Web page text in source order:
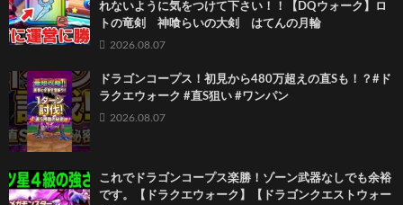
れないように気をつけて下さい！！【DQウォーク】ロ
トの竜剣 神喰らいの大剣 はてんの月輪
2026.08.07
ドラゴンコープス！初見から480万超えの直Sも！？#ド
ラクエウォーク #直S狙い #ワンパン
2026.08.07
これでドラゴンコープス楽勝！ゾーン武器なしでも余裕
です。【ドラクエウォーク】【ドラゴンクエストウォー